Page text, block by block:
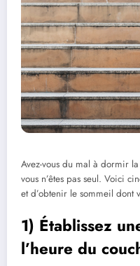
Avez-vous du mal à dormir
vous n’êtes pas seul. Voici
et d’obtenir le sommeil dont
1) Établissez
l’heure du